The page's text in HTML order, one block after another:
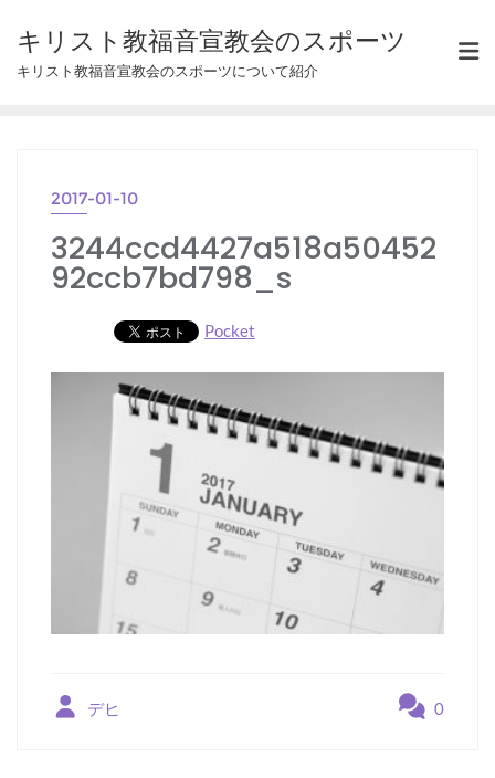
content
キリスト教福音宣教会のスポーツ
キリスト教福音宣教会のスポーツについて紹介
2017-01-10
3244ccd4427a518a50452
92ccb7bd798_s
Pocket
デヒ 0